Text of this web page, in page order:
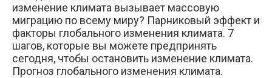
изменение климата вызывает массовую
миграцию по всему миру? Парниковый эффект и
факторы глобального изменения климата. 7
шагов, которые вы можете предпринять
сегодня, чтобы остановить изменение климата.
Прогноз глобального изменения климата.